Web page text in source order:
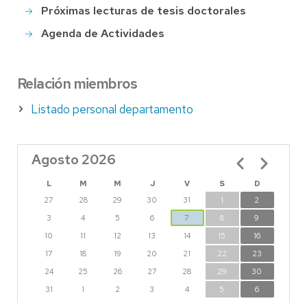
Próximas lecturas de tesis doctorales
Agenda de Actividades
Relación miembros
Listado personal departamento
Agosto 2026
L M M J V S
D
27
28 29 30 31 1
2
3
4 5 6 7 8
9
10
11 12 13 14 15
16
17
18 19 20 21 22
23
24
25 26 27 28 29
30
31
1 2 3 4 5 6
Paginación